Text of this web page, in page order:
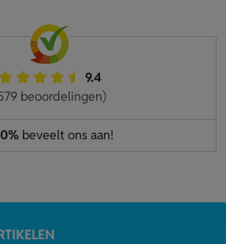
9.4
beoordelingen)
beveelt ons aan!